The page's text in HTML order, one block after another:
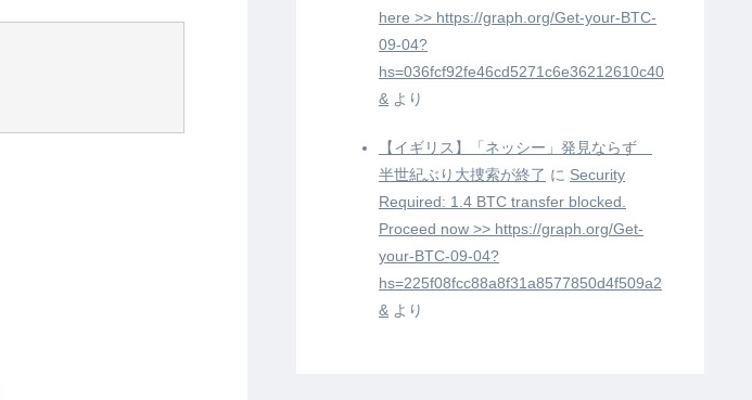
here >> https://graph.org/Get-your-BTC-
09-04?
hs=036fcf92fe46cd5271c6e36212610c40
& より
【イギリス】「ネッシー」発見ならず
半世紀ぶり大捜索が終了 に Security
Required: 1.4 BTC transfer blocked.
Proceed now >> https://graph.org/Get-
your-BTC-09-04?
hs=225f08fcc88a8f31a8577850d4f509a2
& より